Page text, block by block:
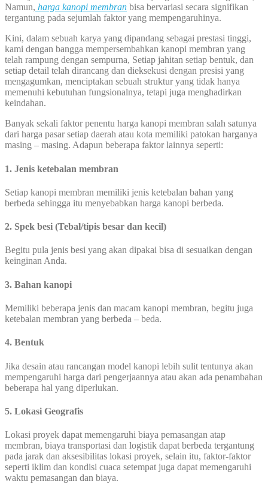
Namun, harga kanopi membran bisa bervariasi secara signifikan
tergantung pada sejumlah faktor yang mempengaruhinya.
Kini, dalam sebuah karya yang dipandang sebagai prestasi tinggi,
kami dengan bangga mempersembahkan kanopi membran yang
telah rampung dengan sempurna, Setiap jahitan setiap bentuk, dan
setiap detail telah dirancang dan dieksekusi dengan presisi yang
mengagumkan, menciptakan sebuah struktur yang tidak hanya
memenuhi kebutuhan fungsionalnya, tetapi juga menghadirkan
keindahan.
Banyak sekali faktor penentu harga kanopi membran salah satunya
dari harga pasar setiap daerah atau kota memiliki patokan harganya
masing – masing. Adapun beberapa faktor lainnya seperti:
1. Jenis ketebalan membran
Setiap kanopi membran memiliki jenis ketebalan bahan yang
berbeda sehingga itu menyebabkan harga kanopi berbeda.
2. Spek besi (Tebal/tipis besar dan kecil)
Begitu pula jenis besi yang akan dipakai bisa di sesuaikan dengan
keinginan Anda.
3. Bahan kanopi
Memiliki beberapa jenis dan macam kanopi membran, begitu juga
ketebalan membran yang berbeda – beda.
4. Bentuk
Jika desain atau rancangan model kanopi lebih sulit tentunya akan
mempengaruhi harga dari pengerjaannya atau akan ada penambahan
beberapa hal yang diperlukan.
5. Lokasi Geografis
Lokasi proyek dapat memengaruhi biaya pemasangan atap
membran, biaya transportasi dan logistik dapat berbeda tergantung
pada jarak dan aksesibilitas lokasi proyek, selain itu, faktor-faktor
seperti iklim dan kondisi cuaca setempat juga dapat memengaruhi
waktu pemasangan dan biaya.